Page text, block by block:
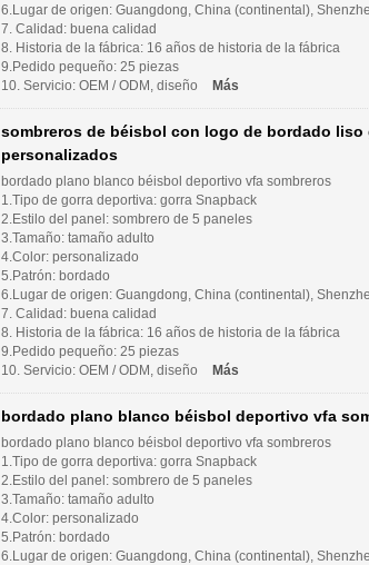
6.Lugar de origen: Guangdong, China (continental),
7. Calidad: buena calidad
8. Historia de la fábrica: 16 años de historia de la fábrica
9.Pedido pequeño: 25 piezas
10. Servicio: OEM / ODM, diseño
Más
sombreros de béisbol con logo de bordado liso
personalizados
bordado plano blanco béisbol deportivo vfa sombreros
1.Tipo de gorra deportiva: gorra Snapback
2.Estilo del panel: sombrero de 5 paneles
3.Tamaño: tamaño adulto
4.Color: personalizado
5.Patrón: bordado
6.Lugar de origen: Guangdong, China (continental),
7. Calidad: buena calidad
8. Historia de la fábrica: 16 años de historia de la fábrica
9.Pedido pequeño: 25 piezas
10. Servicio: OEM / ODM, diseño
Más
bordado plano blanco béisbol deportivo vfa
bordado plano blanco béisbol deportivo vfa sombreros
1.Tipo de gorra deportiva: gorra Snapback
2.Estilo del panel: sombrero de 5 paneles
3.Tamaño: tamaño adulto
4.Color: personalizado
5.Patrón: bordado
6.Lugar de origen: Guangdong, China (continental),